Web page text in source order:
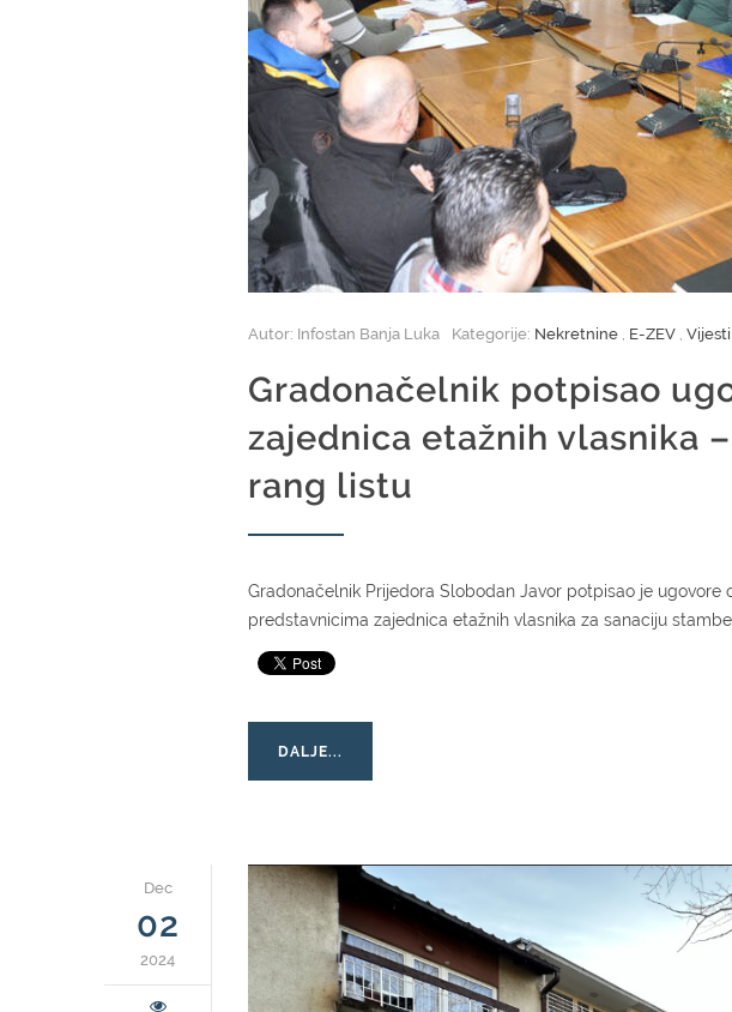
Autor: Infostan Banja Luka Kategorije: Nekretnine , E-ZEV , Vijesti
Gradonačelnik potpisao
zajednica etažnih vlasnika
rang listu
Gradonačelnik Prijedora Slobodan Javor potpisao je
predstavnicima zajednica etažnih vlasnika za sanaciju
DALJE...
Dec
02
2024